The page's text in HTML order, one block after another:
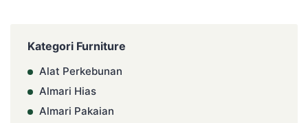
Kategori Furniture
Alat Perkebunan
Almari Hias
Almari Pakaian